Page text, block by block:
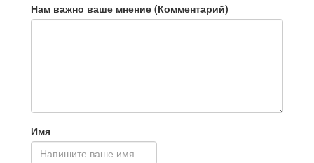
Нам важно ваше мнение (Комментарий)
Имя